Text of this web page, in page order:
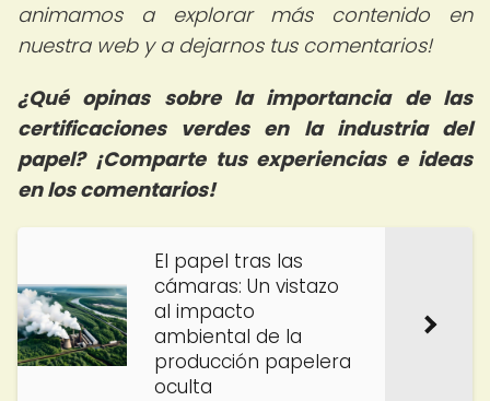
animamos a explorar más contenido en
nuestra web y a dejarnos tus comentarios!
¿Qué opinas sobre la importancia de las
certificaciones verdes en la industria del
papel? ¡Comparte tus experiencias e ideas
en los comentarios!
El papel tras las
cámaras: Un vistazo
al impacto
ambiental de la
producción papelera
oculta